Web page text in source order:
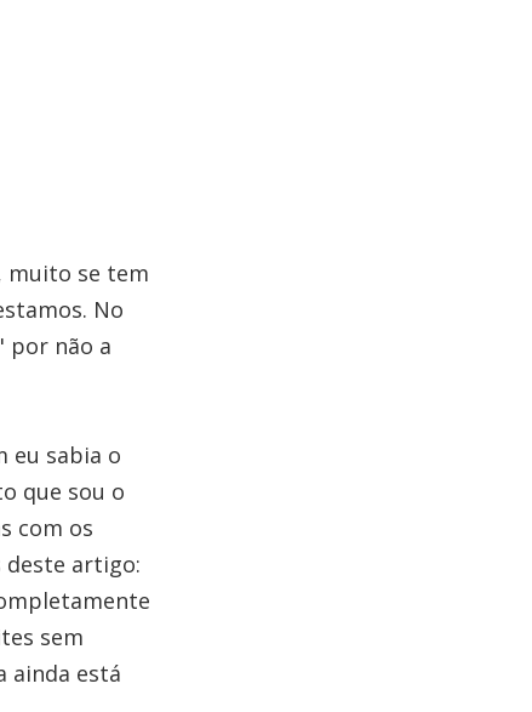
muito se tem
No
por não a
eu sabia o
que sou o
com os
deste artigo:
sem
ainda está